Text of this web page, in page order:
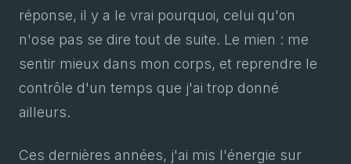
réponse, il y a le vrai pourquoi, celui qu'on
n'ose pas se dire tout de suite. Le mien : me
sentir mieux dans mon corps, et reprendre le
contrôle d'un temps que j'ai trop donné
ailleurs.
Ces dernières années, j'ai mis l'énergie sur